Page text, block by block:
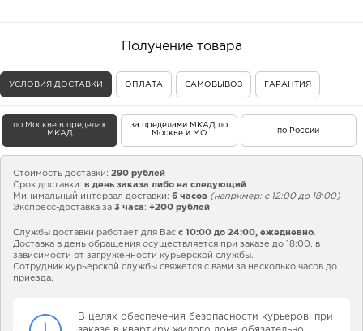
Получение товара
УСЛОВИЯ ДОСТАВКИ ОПЛАТА САМОВЫВОЗ ГАРАНТИЯ
по Москве в пределах
МКАД
за пределами МКАД по
Москве и МО
по России
Стоимость доставки: 290 рублей
Срок доставки: в день заказа либо на следующий
Минимальный интервал доставки: 6 часов (например: с 12:00 до 18:00)
Экспресс-доставка за 3 часа : +200 рублей
Службы доставки работает для Вас с 10:00 до 24:00, ежедневно.
Доставка в день обращения осуществляется при заказе до 18:00, в
зависимости от загруженности курьерской службы.
Сотрудник курьерской службы свяжется с вами за несколько часов до
приезда.
В целях обеспечения безопасности курьеров, при